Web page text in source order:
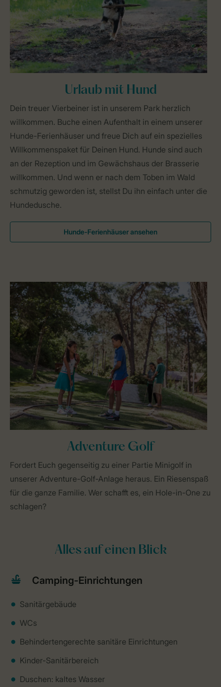
Urlaub mit Hund
Dein treuer Vierbeiner ist in unserem Park herzlich
willkommen. Buche einen Aufenthalt in einem unserer
Hunde-Ferienhäuser und freue Dich auf ein spezielles
Willkommenspaket für Deinen Hund. Hunde sind auch
an der Rezeption und im Gewächshaus der Brasserie
willkommen. Und wenn er nach dem Toben im Wald
schmutzig geworden ist, stellst Du ihn einfach unter die
Hundedusche.
Hunde-Ferienhäuser ansehen
Adventure Golf
Fordert Euch gegenseitig zu einer Partie Minigolf in
unserer Adventure-Golf-Anlage heraus. Ein Riesenspaß
für die ganze Familie. Wer schafft es, ein Hole-in-One zu
schlagen?
Alles auf einen Blick
Camping-Einrichtungen
Sanitärgebäude
WCs
Behindertengerechte sanitäre Einrichtungen
Kinder-Sanitärbereich
Duschen: kaltes Wasser